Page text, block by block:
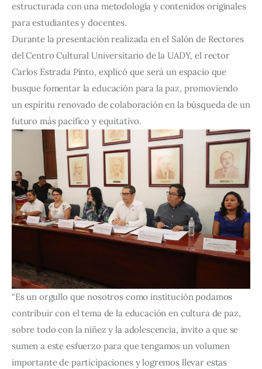
estructurada con una metodología y contenidos originales
para estudiantes y docentes.
Durante la presentación realizada en el Salón de Rectores
del Centro Cultural Universitario de la UADY, el rector
Carlos Estrada Pinto, explicó que será un espacio que
busque fomentar la educación para la paz, promoviendo
un espíritu renovado de colaboración en la búsqueda de un
futuro más pacífico y equitativo.
“Es un orgullo que nosotros como institución podamos
contribuir con el tema de la educación en cultura de paz,
sobre todo con la niñez y la adolescencia, invito a que se
sumen a este esfuerzo para que tengamos un volumen
importante de participaciones y logremos llevar estas